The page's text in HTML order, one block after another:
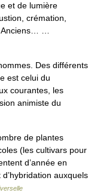
et de lumière
crémation,
Anciens… …
Des différents
est celui du
courantes, les
animiste du
de plantes
(les cultivars pour
d’année en
auxquels